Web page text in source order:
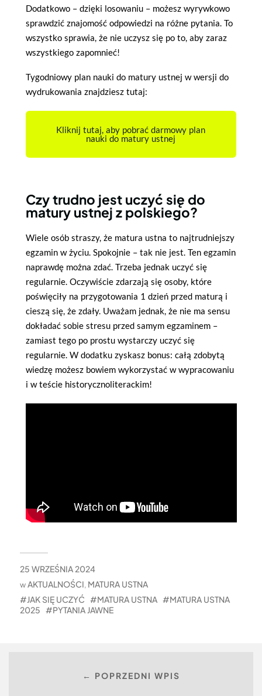
Dodatkowo – dzięki losowaniu – możesz wyrywkowo
sprawdzić znajomość odpowiedzi na różne pytania. To
wszystko sprawia, że nie uczysz się po to, aby zaraz
wszystkiego zapomnieć!
Tygodniowy plan nauki do matury ustnej w wersji do
wydrukowania znajdziesz tutaj:
Kliknij tutaj, aby pobrać darmowy plan
nauki do matury ustnej
Czy trudno jest uczyć się do
matury ustnej z polskiego?
Wiele osób straszy, że matura ustna to najtrudniejszy
egzamin w życiu. Spokojnie – tak nie jest. Ten egzamin
naprawdę można zdać. Trzeba jednak uczyć się
regularnie. Oczywiście zdarzają się osoby, które
poświęciły na przygotowania 1 dzień przed maturą i
cieszą się, że zdały. Uważam jednak, że nie ma sensu
dokładać sobie stresu przed samym egzaminem –
zamiast tego po prostu wystarczy uczyć się
regularnie. W dodatku zyskasz bonus: całą zdobytą
wiedzę możesz bowiem wykorzystać w wypracowaniu
i w teście historycznoliterackim!
25 WRZEŚNIA 2024
wAKTUALNOŚCI, MATURA USTNA
JAK SIĘ UCZYĆ
MATURA USTNA
MATURA USTNA
2025
PYTANIA JAWNE
← POPRZEDNI WPIS